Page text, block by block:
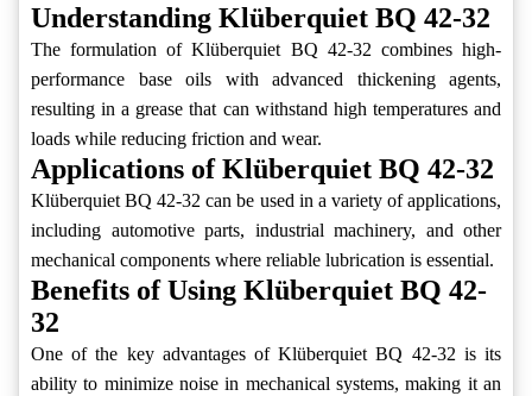
Understanding Klüberquiet BQ 42-32
The formulation of Klüberquiet BQ 42-32 combines high-
performance base oils with advanced thickening agents,
resulting in a grease that can withstand high temperatures and
loads while reducing friction and wear.
Applications of Klüberquiet BQ 42-32
Klüberquiet BQ 42-32 can be used in a variety of applications,
including automotive parts, industrial machinery, and other
mechanical components where reliable lubrication is essential.
Benefits of Using Klüberquiet BQ 42-
32
One of the key advantages of Klüberquiet BQ 42-32 is its
ability to minimize noise in mechanical systems, making it an